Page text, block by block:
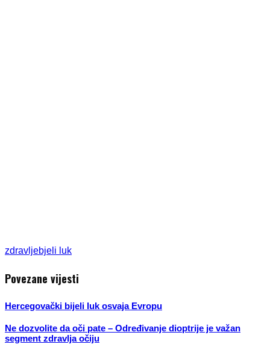
zdravljebjeli luk
Povezane vijesti
Hercegovački bijeli luk osvaja Evropu
Ne dozvolite da oči pate – Određivanje dioptrije je važan
segment zdravlja očiju